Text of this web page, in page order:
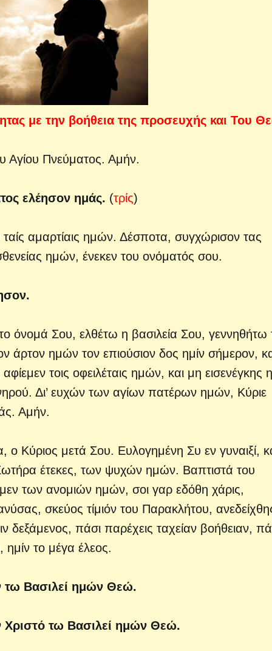
με την βοήθεια της προσευχής και Του
Αγίου Πνεύματος. Αμήν.
ελέησον ημάς. (τρίς)
ταίς αμαρτίαις ημών. Δέσποτα, συγχώρισον τας
ημών, ένεκεν του ονόματός σου.
όνομά Σου, ελθέτω η βασιλεία Σου, γεννηθήτω
άρτον ημών τον επιούσιον δος ημίν σήμερον,
τοις οφειλέταις ημών, και μη εισενέγκης
Δι’ ευχών των αγίων πατέρων ημών, Κύριε
Αμήν.
Κύριος μετά Σου. Ευλογημένη Συ εν γυναιξί,
έτεκες, των ψυχών ημών. Βαπτιστά του
των ανομιών ημών, σοι γαρ εδόθη χάρις,
σκεύος τίμιόν του Παρακλήτου,
δεξάμενος, πάσι παρέχεις ταχείαν βοήθειαν,
το μέγα έλεος.
Βασιλεί ημών Θεώ.
τω Βασιλεί ημών Θεώ.